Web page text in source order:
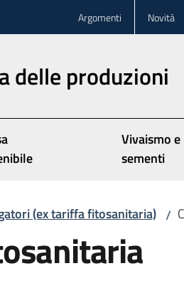
Argomenti Novità
delle produzioni
Vivaismo e
sementi
(ex tariffa fitosanitaria) /